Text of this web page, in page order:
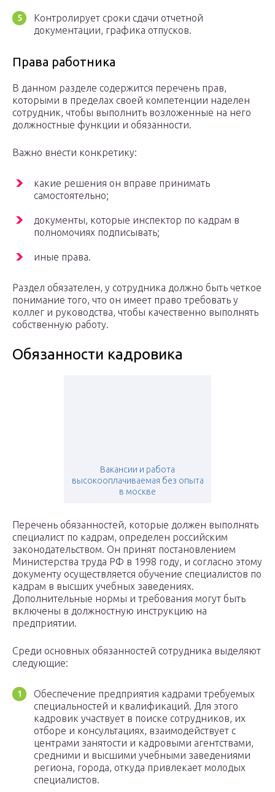
Контролирует сроки сдачи отчетной
документации, графика отпусков.
Права работника
В данном разделе содержится перечень прав,
которыми в пределах своей компетенции наделен
сотрудник, чтобы выполнить возложенные на него
должностные функции и обязанности.
Важно внести конкретику:
какие решения он вправе принимать
самостоятельно;
документы, которые инспектор по кадрам в
полномочиях подписывать;
иные права.
Раздел обязателен, у сотрудника должно быть четкое
понимание того, что он имеет право требовать у
коллег и руководства, чтобы качественно выполнять
собственную работу.
Обязанности кадровика
Вакансии и работа
высокооплачиваемая без опыта
в москве
Перечень обязанностей, которые должен выполнять
специалист по кадрам, определен российским
законодательством. Он принят постановлением
Министерства труда РФ в 1998 году, и согласно этому
документу осуществляется обучение специалистов по
кадрам в высших учебных заведениях.
Дополнительные нормы и требования могут быть
включены в должностную инструкцию на
предприятии.
Среди основных обязанностей сотрудника выделяют
следующие:
Обеспечение предприятия кадрами требуемых
специальностей и квалификаций. Для этого
кадровик участвует в поиске сотрудников, их
отборе и консультациях, взаимодействует с
центрами занятости и кадровыми агентствами,
средними и высшими учебными заведениями
региона, города, откуда привлекает молодых
специалистов.